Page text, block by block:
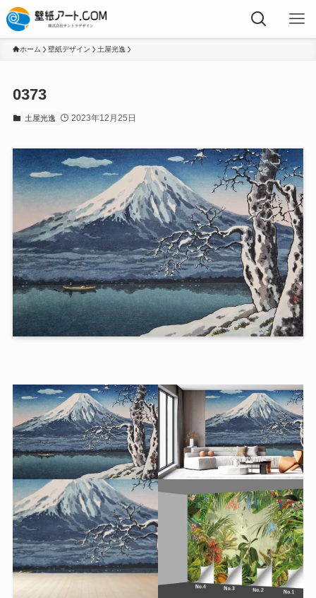
ホーム 壁紙デザイン 土屋光逸
0373
土屋光逸 2023年12月25日